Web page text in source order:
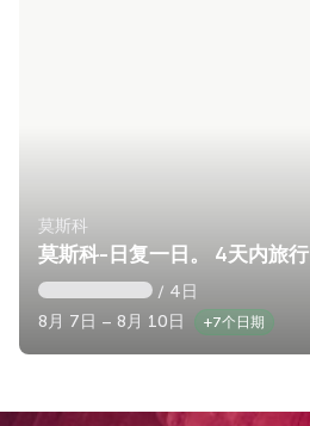
莫斯科
莫斯科-日复一日。 4天内旅行
/ 4日
8月 7日 – 8月 10日
+7个日期